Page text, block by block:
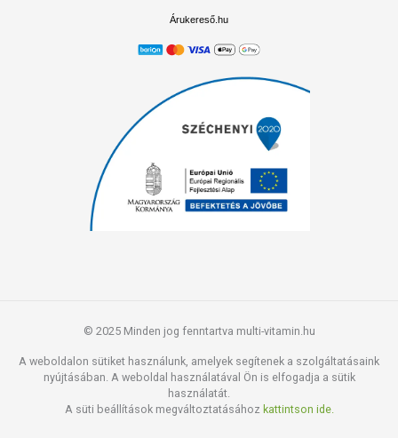
Árukereső.hu
© 2025 Minden jog fenntartva multi-vitamin.hu
A weboldalon sütiket használunk, amelyek segítenek a szolgáltatásaink
nyújtásában. A weboldal használatával Ön is elfogadja a sütik
használatát.
A süti beállítások megváltoztatásához kattintson ide.